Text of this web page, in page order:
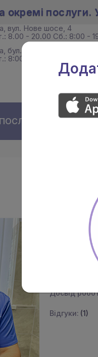
окремі послуги.
вул. Нове шосе, 4
8.00 - 20.00 Сб.: 8:00 -
бул. Б. Хмельницького, 4
8:00 - 19:00 Сб. 8:00 -
ПОСЛУГИ
Дитячий та
Досвід
Відгуки: (1)